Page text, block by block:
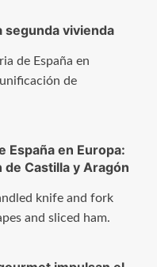
segunda vivienda
España en Europa:
Castilla y Aragón